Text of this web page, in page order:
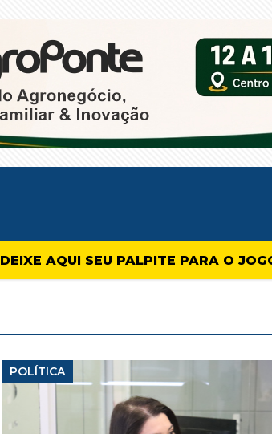
DEIXE AQUI SEU PALPITE PARA O
POLÍTICA